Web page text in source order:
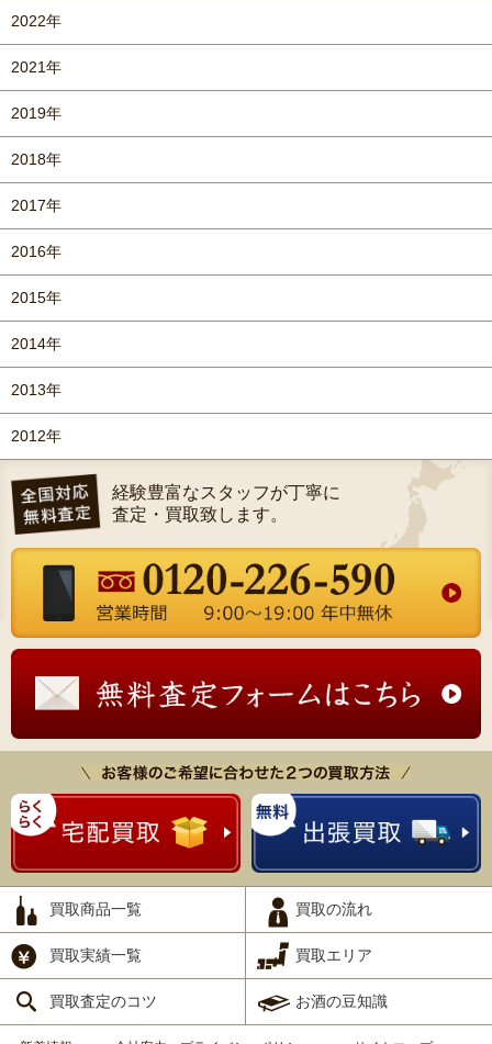
2022年
2021年
2019年
2018年
2017年
2016年
2015年
2014年
2013年
2012年
経験豊富なスタッフが丁寧に
査定・買取致します。
買取商品一覧 買取の流れ
買取実績一覧 買取エリア
買取査定のコツ お酒の豆知識